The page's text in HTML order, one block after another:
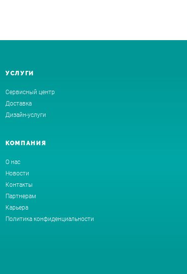
УСЛУГИ
Сервисный центр
Доставка
Дизайн-услуги
КОМПАНИЯ
О нас
Новости
Контакты
Партнерам
Карьера
Политика конфиденциальности